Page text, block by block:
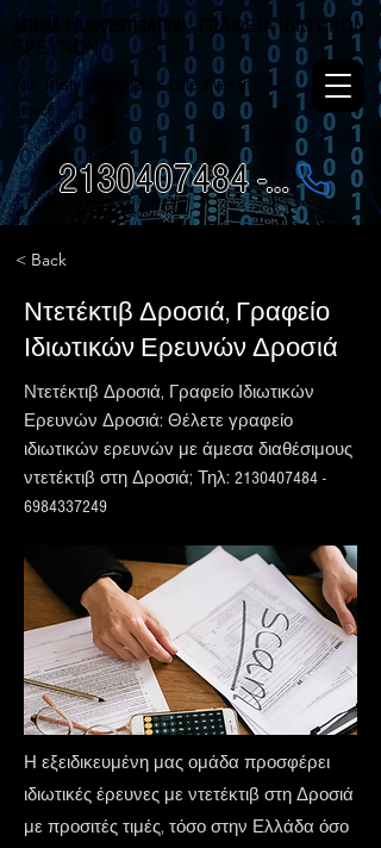
ATHINA PR.INVESTIGATION - ΓΡΑΦΕΙΑ ΙΔΙΩΤΙΚΩΝ
ΕΡΕΥΝΩΝ
Your Trusty Investigators Detectives in
Greece
2130407484 - 6984337249
< Back
Ντετέκτιβ Δροσιά, Γραφείο
Ιδιωτικών Ερευνών Δροσιά
Ντετέκτιβ Δροσιά, Γραφείο Ιδιωτικών
Ερευνών Δροσιά: Θέλετε γραφείο
ιδιωτικών ερευνών με άμεσα διαθέσιμους
ντετέκτιβ στη Δροσιά; Τηλ: 2130407484 -
6984337249
Η εξειδικευμένη μας ομάδα προσφέρει
ιδιωτικές έρευνες με ντετέκτιβ στη Δροσιά
με προσιτές τιμές, τόσο στην Ελλάδα όσο